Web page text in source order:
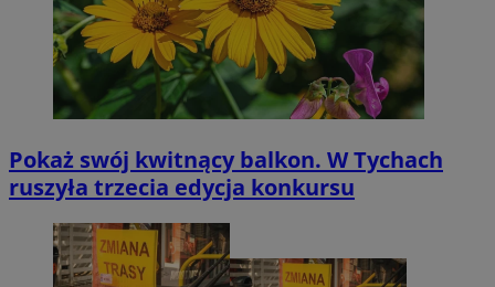
Pokaż swój kwitnący balkon. W Tychach
ruszyła trzecia edycja konkursu